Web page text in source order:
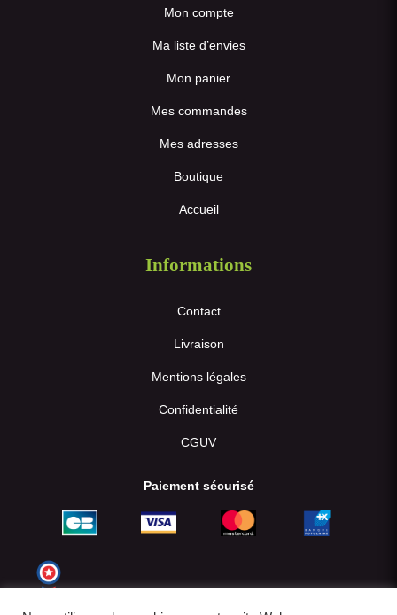
Mon compte
Ma liste d’envies
Mon panier
Mes commandes
Mes adresses
Boutique
Accueil
Informations
Contact
Livraison
Mentions légales
Confidentialité
CGUV
Paiement sécurisé